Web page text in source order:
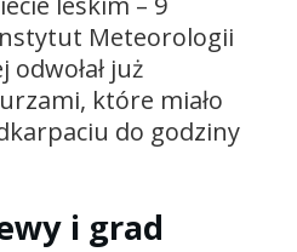
Meteorologii
już
które miało
do godziny
i grad